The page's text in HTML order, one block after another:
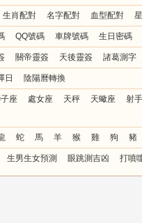
生肖配對 名字配對 血型配對
QQ號碼 車牌號碼 生日密碼
關帝靈簽 天後靈簽 諸葛測字
日 陰陽曆轉換
座 處女座 天秤 天蠍座 射手
蛇 馬 羊 猴 雞 狗 豬
生男生女預測 眼跳測吉凶 打噴